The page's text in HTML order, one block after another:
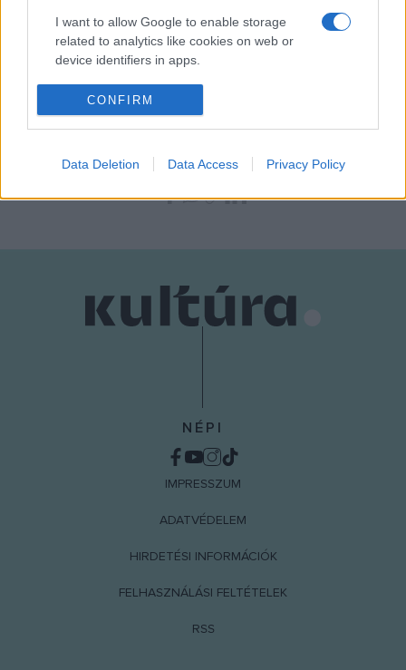
I want to allow Google to enable storage
related to analytics like cookies on web or
device identifiers in apps.
I want to allow Google to enable storage
related to functionality of the website or app.
related to personalization.
CONFIRM
Data Deletion Data Access Privacy Policy
internetes
oldalon tájékozódhatnak az érdeklődők.
NÉPI
IMPRESSZUM
ADATVÉDELEM
HIRDETÉSI INFORMÁCIÓK
FELHASZNÁLÁSI FELTÉTELEK
RSS